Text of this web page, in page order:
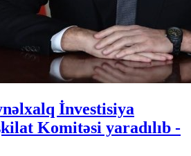
İnvestisiya
Komitəsi yaradılıb -